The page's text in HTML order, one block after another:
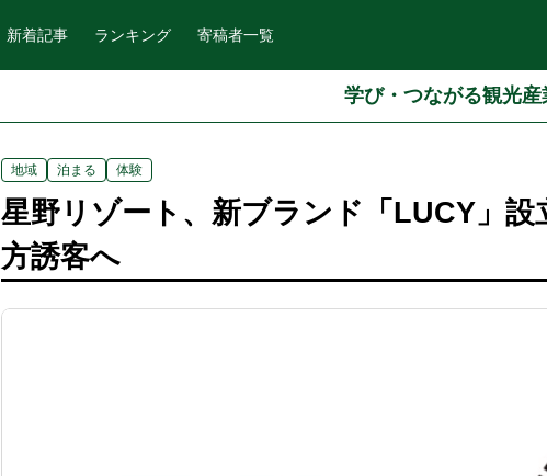
新着記事 ランキング 寄稿者一覧
学び・つながる観光
地域 泊まる 体験
星野リゾート、新ブランド「LUCY」
方誘客へ